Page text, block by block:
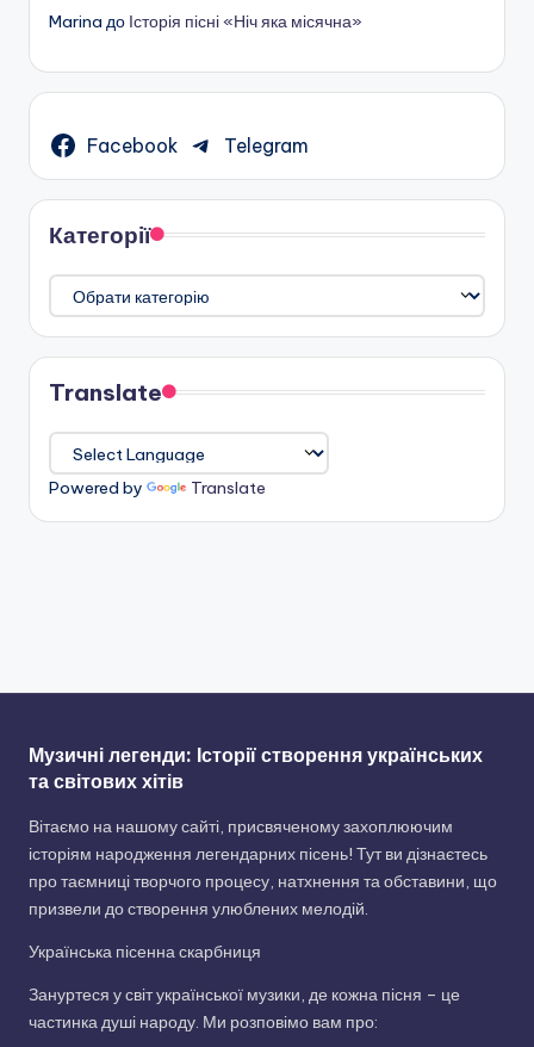
Marina до Історія пісні «Ніч яка місячна»
Facebook Telegram
Категорії
Категорії
Translate
Powered by Translate
Музичні легенди: Історії створення українських
та світових хітів
Вітаємо на нашому сайті, присвяченому захоплюючим
історіям народження легендарних пісень! Тут ви дізнаєтесь
про таємниці творчого процесу, натхнення та обставини, що
призвели до створення улюблених мелодій.
Українська пісенна скарбниця
Зануртеся у світ української музики, де кожна пісня – це
частинка душі народу. Ми розповімо вам про: